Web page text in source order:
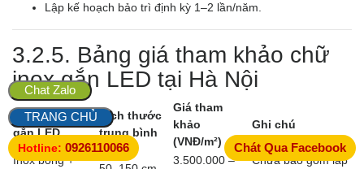
Lập kế hoạch bảo trì định kỳ 1–2 lần/năm.
3.2.5. Bảng giá tham khảo chữ
inox gắn LED tại Hà Nội
Loại chữ inox
gắn LED
Kích thước
trung bình
Giá tham
khảo
(VNĐ/m²)
Ghi chú
Inox bóng + 3.500.000 – Chưa bao gồm lắp
Chát Qua Facebook
Hotline: 0926110066
Chat Zalo
TRANG CHỦ